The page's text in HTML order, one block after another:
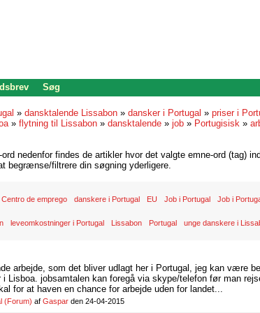
Søg
» dansktalende Lissabon » dansker i Portugal » priser i
» flytning til Lissabon » dansktalende » job » Portugisisk »
nedenfor findes de artikler hvor det valgte emne-ord (tag)
begrænse/filtrere din søgning yderligere.
Centro de emprego danskere i Portugal EU Job i Portugal Job i
leveomkostninger i Portugal Lissabon Portugal unge danskere i
arbejde, som det bliver udlagt her i Portugal, jeg kan være
Lisboa. jobsamtalen kan foregå via skype/telefon før man
for at haven en chance for arbejde uden for landet...
(Forum) af Gaspar den 24-04-2015